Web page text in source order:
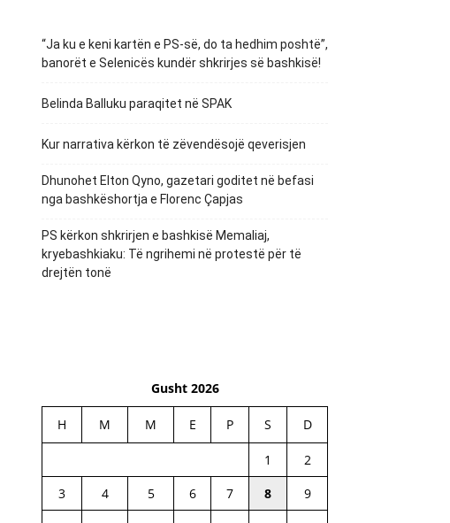
“Ja ku e keni kartën e PS-së, do ta hedhim poshtë”,
banorët e Selenicës kundër shkrirjes së bashkisë!
Belinda Balluku paraqitet në SPAK
Kur narrativa kërkon të zëvendësojë qeverisjen
Dhunohet Elton Qyno, gazetari goditet në befasi
nga bashkëshortja e Florenc Çapjas
PS kërkon shkrirjen e bashkisë Memaliaj,
kryebashkiaku: Të ngrihemi në protestë për të
drejtën tonë
Gusht 2026
H M M E P S D
1
2
3
4 5 6 7 8
9